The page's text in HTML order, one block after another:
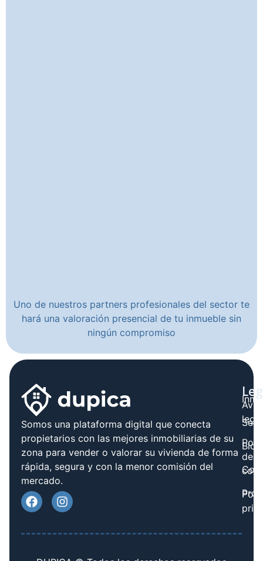
Uno de nuestros partners profesionales del sector te
hará una valoración presencial de tu inmueble sin
ningún compromiso
Somos una plataforma digital que conecta
propietarios con las mejores inmobiliarias de su
zona para vender o valorar su vivienda de forma
rápida, segura y con la menor comisión del
mercado.
Blog
legal
de